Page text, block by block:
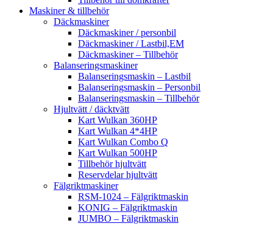
Maskiner & tillbehör
Däckmaskiner
Däckmaskiner / personbil
Däckmaskiner / Lastbil,EM
Däckmaskiner – Tillbehör
Balanseringsmaskiner
Balanseringsmaskin – Lastbil
Balanseringsmaskin – Personbil
Balanseringsmaskin – Tillbehör
Hjultvätt / däcktvätt
Kart Wulkan 360HP
Kart Wulkan 4*4HP
Kart Wulkan Combo Q
Kart Wulkan 500HP
Tillbehör hjultvätt
Reservdelar hjultvätt
Fälgriktmaskiner
RSM-1024 – Fälgriktmaskin
KONIG – Fälgriktmaskin
JUMBO – Fälgriktmaskin